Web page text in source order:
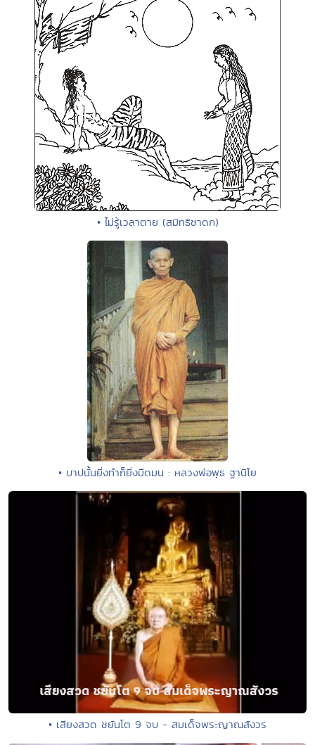
• ไม่รู้เวลาตาย (สมิทธิชาดก)
• บาปนั้นยิ่งทำก็ยิ่งมืดมน : หลวงพ่อพุธ ฐานิโย
• เสียงสวด ชยันโต 9 จบ - สมเด็จพระญาณสังวร